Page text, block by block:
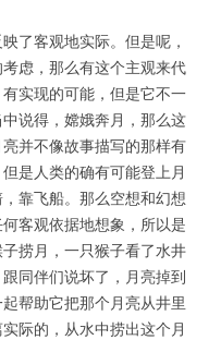
了客观地实际。但是呢，
虑，那么有这个主观来代
实现的可能，但是它不一
说得，嫦娥奔月，那么这
并不像故事描写的那样有
是人类的确有可能登上月
靠飞船。那么空想和幻想
客观依据地想象，所以是
捞月，一只猴子看了水井
同伴们说坏了，月亮掉到
帮助它把那个月亮从井里
际的，从水中捞出这个月